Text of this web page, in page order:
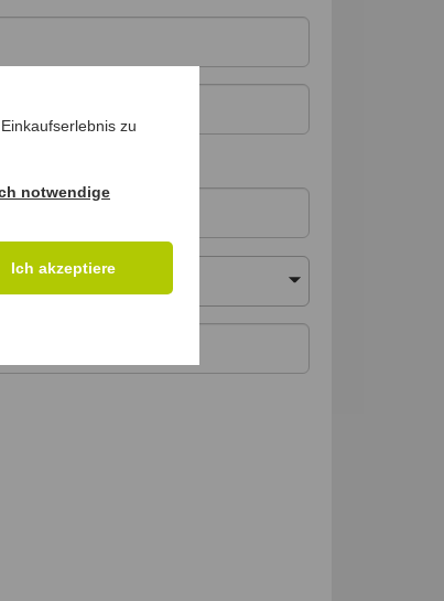
zu
notwendige
Ich akzeptiere